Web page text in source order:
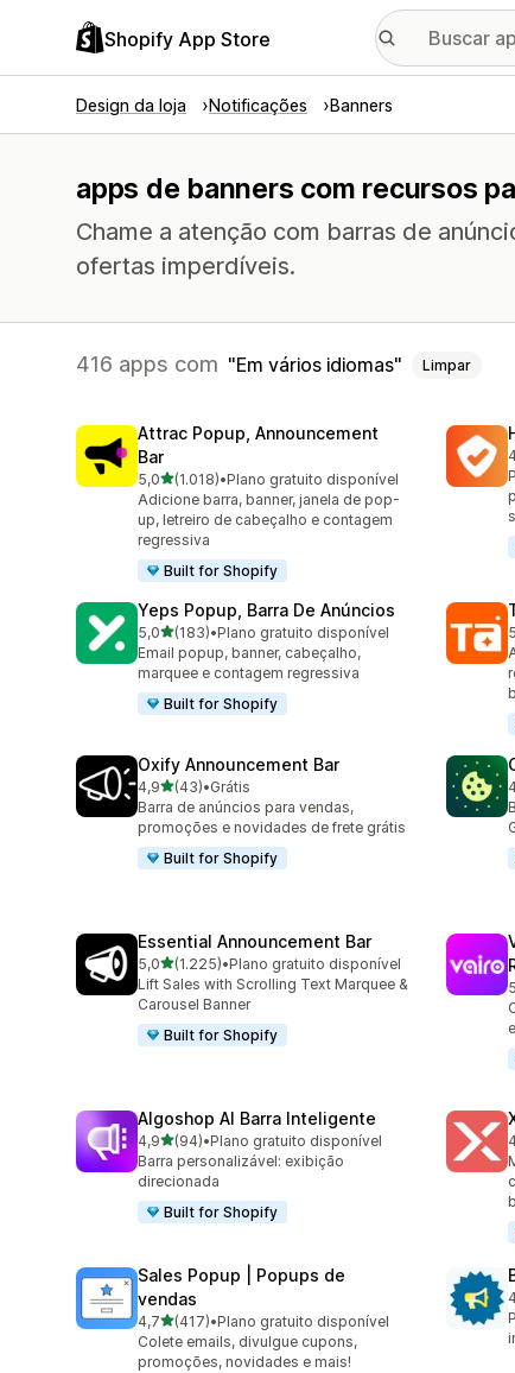
Shopify App Store
Design da loja Notificações Banners
apps de banners com recursos
Chame a atenção com barras de
ofertas imperdíveis.
416 apps com Em vários idiomas Limpar
Attrac Popup, Announcement
Bar
5,0de 5 estrelas
(1.018)
1018 avaliações ao todo
•Plano gratuito disponível
Adicione barra, banner, janela de pop-
up, letreiro de cabeçalho e contagem
regressiva
Built for Shopify
Yeps Popup, Barra De Anúncios
5,0de 5 estrelas
(183)
183 avaliações ao todo
•Plano gratuito disponível
Email popup, banner, cabeçalho,
marquee e contagem regressiva
Built for Shopify
Oxify Announcement Bar
4,9de 5 estrelas
(43)
43 avaliações ao todo
•Grátis
Barra de anúncios para vendas,
promoções e novidades de frete grátis
Built for Shopify
Essential Announcement Bar
5,0de 5 estrelas
(1.225)
1225 avaliações ao todo
•Plano gratuito disponível
Lift Sales with Scrolling Text Marquee &
Carousel Banner
Built for Shopify
Algoshop AI Barra Inteligente
4,9de 5 estrelas
(94)
94 avaliações ao todo
•Plano gratuito disponível
Barra personalizável: exibição
direcionada
Built for Shopify
Sales Popup | Popups de
vendas
4,7de 5 estrelas
(417)
417 avaliações ao todo
•Plano gratuito disponível
Colete emails, divulgue cupons,
promoções, novidades e mais!